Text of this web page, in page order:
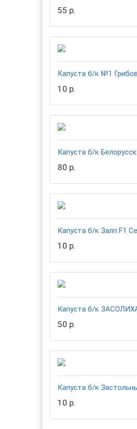
55 р.
Капуста б/к №1
10 р.
Капуста б/к
80 р.
Капуста б/к Залп F1
10 р.
Капуста б/к
50 р.
Капуста б/к
10 р.